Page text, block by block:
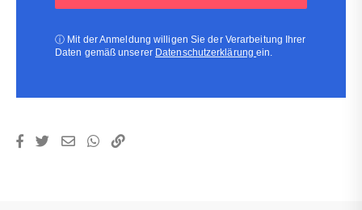
ⓘ Mit der Anmeldung willigen Sie der Verarbeitung Ihrer
Daten gemäß unserer Datenschutzerklärungein.